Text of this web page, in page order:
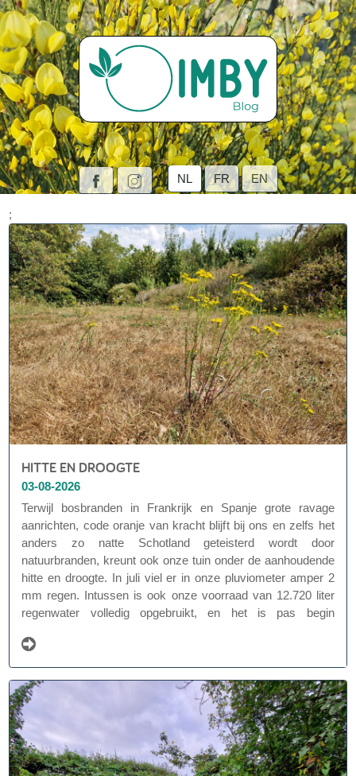
NL FR EN
;
HITTE EN DROOGTE
03-08-2026
Terwijl bosbranden in Frankrijk en Spanje grote ravage
aanrichten, code oranje van kracht blijft bij ons en zelfs het
anders zo natte Schotland geteisterd wordt door
natuurbranden, kreunt ook onze tuin onder de aanhoudende
hitte en droogte. In juli viel er in onze pluviometer amper 2
mm regen. Intussen is ook onze voorraad van 12.720 liter
regenwater volledig opgebruikt, en het is pas begin
Het voelt onrustwekkend.